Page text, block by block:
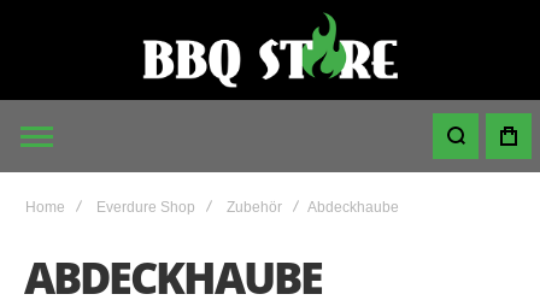
Home Everdure Shop Zubehör Abdeckhaube
ABDECKHAUBE